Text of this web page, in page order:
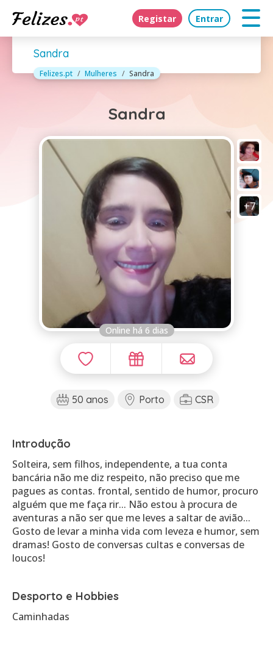
Registar Entrar
Sandra
Felizes.pt Mulheres Sandra
Sandra
+7
Online há 6 dias
50 anos Porto CSR
Introdução
Solteira, sem filhos, independente, a tua conta
bancária não me diz respeito, não preciso que me
pagues as contas. frontal, sentido de humor, procuro
alguém que me faça rir... Não estou à procura de
aventuras a não ser que me leves a saltar de avião...
Gosto de levar a minha vida com leveza e humor, sem
dramas! Gosto de conversas cultas e conversas de
loucos!
Desporto e Hobbies
Caminhadas